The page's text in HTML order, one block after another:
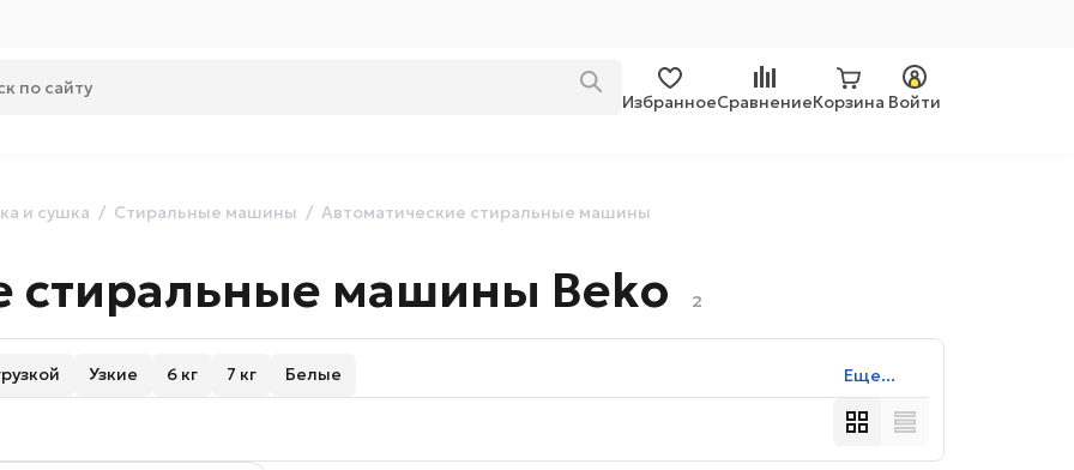
ИзбранноеСравнениеКорзина Войти
и сушка Стиральные машины Автоматические стиральные машины
стиральные машины Beko 2
Еще...
Узкие 6 кг 7 кг Белые